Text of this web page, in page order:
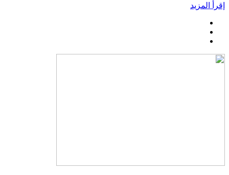
إقرأ المزيد